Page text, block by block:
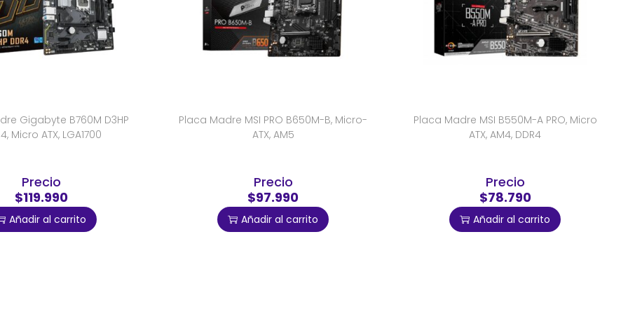
Gigabyte B760M D3HP
Micro ATX, LGA1700
Precio
$119.990
Añadir al carrito
Placa Madre MSI PRO B650M-B, Micro-
ATX, AM5
Precio
$97.990
Añadir al carrito
Placa Madre MSI B550M-A PRO, Micro
ATX, AM4, DDR4
Precio
$78.790
Añadir al carrito